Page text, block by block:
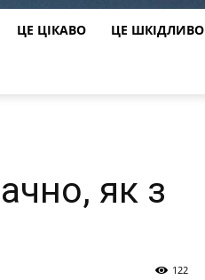
ЦЕ ЦІКАВО ЦЕ ШКІДЛИВО
як з
122